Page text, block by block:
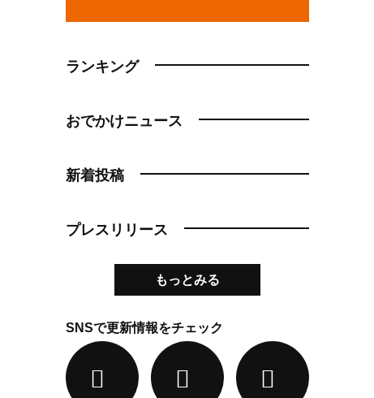
ランキング
おでかけニュース
新着投稿
プレスリリース
もっとみる
SNSで更新情報をチェック